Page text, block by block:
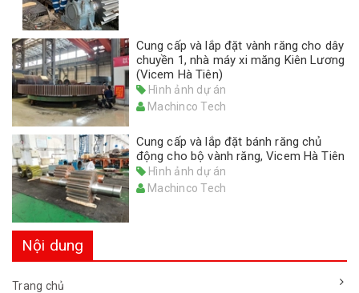
Cung cấp và lắp đặt vành răng cho dây
chuyền 1, nhà máy xi măng Kiên Lương
(Vicem Hà Tiên)
Hình ảnh dự án
Machinco Tech
Cung cấp và lắp đặt bánh răng chủ
động cho bộ vành răng, Vicem Hà Tiên
Hình ảnh dự án
Machinco Tech
Nội dung
Trang chủ